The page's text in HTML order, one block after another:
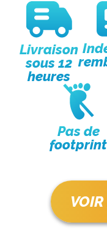
Livraison
sous 12
heures
Pas de
footprint